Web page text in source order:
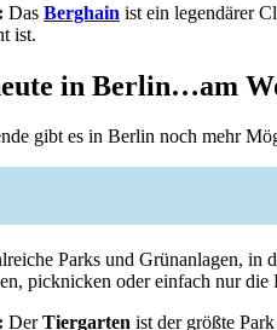
Das Berghain ist ein legendärer
ist.
in Berlin…am
gibt es in Berlin noch mehr
Parks und Grünanlagen, in
picknicken oder einfach nur die
DerTiergarten ist der größte